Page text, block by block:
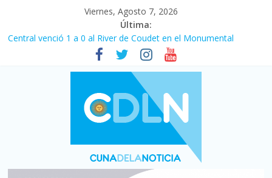
Viernes, Agosto 7, 2026
Última:
Central venció 1 a 0 al River de Coudet en el Monumental
La morosidad alcanzó su nivel más alto en dos décadas y ya
afecta a 400 mil deudores en Santa Fe
Desde que asumió Milei cerraron 41.000 kioscos: el sector
denuncia crisis como en 2001
Vacaciones de invierno con más movimiento y consumo
turístico: 4,6 millones de personas viajaron por el país, un 5,9%
Fuerte caída de la venta de autos usados en julio: bajó un 12,6%